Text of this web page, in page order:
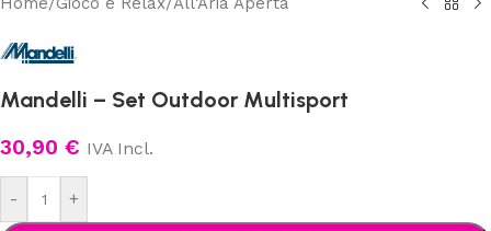
Mandelli – Set Outdoor Multisport
30,90 € IVA Incl.
- +